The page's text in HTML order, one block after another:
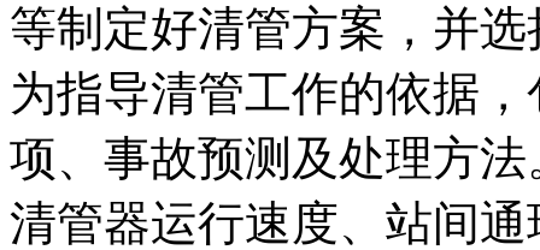
等制定好清管方案，并
为指导清管工作的依据
项、事故预测及处理方
清管器运行速度、站间